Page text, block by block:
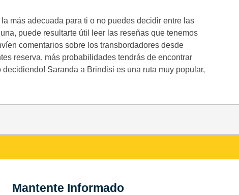
más adecuada para ti o no puedes decidir entre las
puede resultarte útil leer las reseñas que tenemos
comentarios sobre los transbordadores desde
reserva, más probabilidades tendrás de encontrar
Saranda a Brindisi es una ruta muy popular,
Mantente Informado